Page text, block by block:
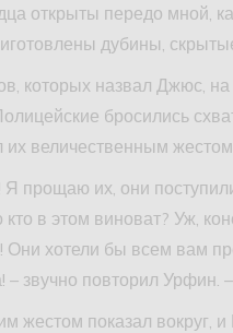
открыты передо мной,
дубины,
которых назвал Джюс,
бросились
их величественным
Я прощаю их, они
кто в этом виноват? Уж,
Они хотели бы всем вам
– звучно повторил Урфин.
жестом показал вокруг,